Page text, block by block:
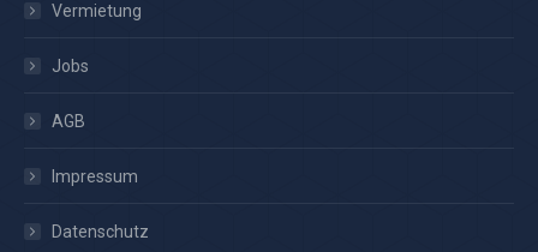
Vermietung
Jobs
AGB
Impressum
Datenschutz